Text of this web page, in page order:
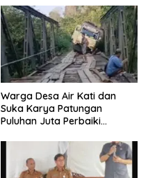
Warga Desa Air Kati dan
Suka Karya Patungan
Puluhan Juta Perbaiki